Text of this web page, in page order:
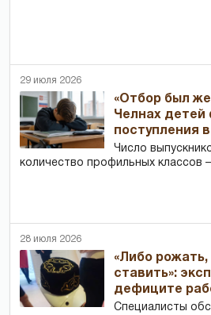
29 июля 2026
«Отбор был
Челнах детей
поступления
Число
количество профильных классов
28 июля 2026
«Либо
ставить»:
дефиците
Специалисты